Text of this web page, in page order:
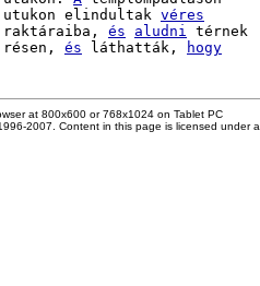
utukon elindultak véres
raktáraiba, és aludni térnek
résen, és láthatták, hogy
at 800x600 or 768x1024 on Tablet PC
2007. Content in this page is licensed under a